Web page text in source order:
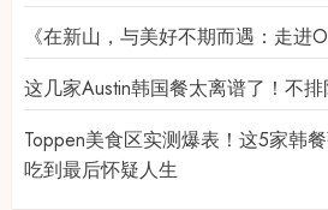
《在新山，与美好不期而遇：走进
这几家Austin韩国餐太离谱了！不
Toppen美食区实测爆表！这5家韩
吃到最后怀疑人生